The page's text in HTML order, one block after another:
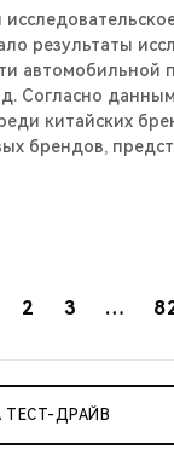
результаты
автомобильной
Согласно
китайских
брендов,
2 3 …
ТЕСТ-ДРАЙВ